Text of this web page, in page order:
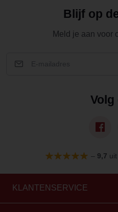
Blijf op
Meld je aan voor
Volg
– 9,7
KLANTENSERVICE